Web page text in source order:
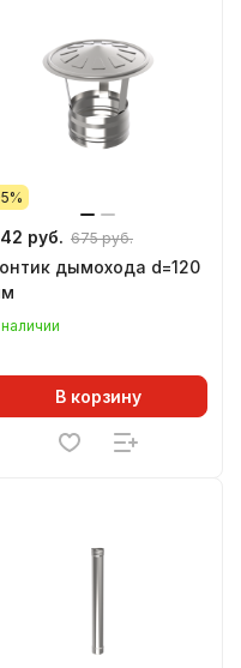
руб. 675 руб.
дымохода d=120
В корзину